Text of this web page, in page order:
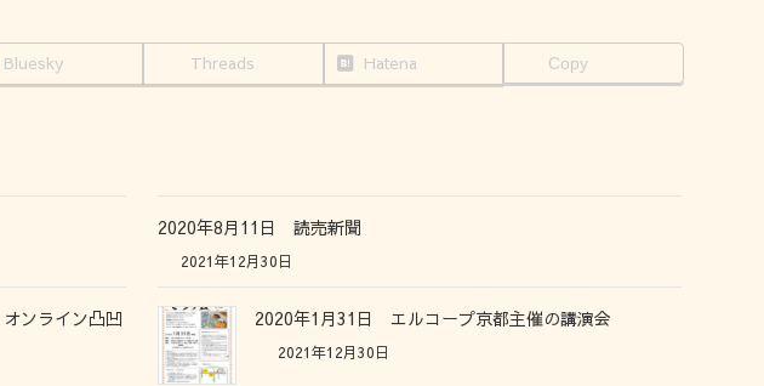
Bluesky Threads Hatena Copy
2020年8月11日 読売新聞
2021年12月30日
ンライン凸凹
2020年1月31日 エルコープ京都主催の講演会
2021年12月30日